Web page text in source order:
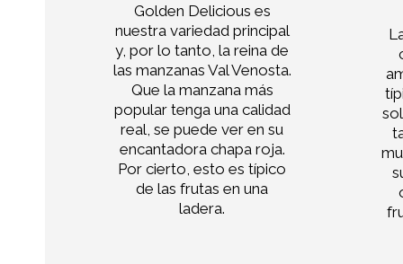
Golden Delicious es
nuestra variedad principal
y, por lo tanto, la reina de
las manzanas Val Venosta.
Que la manzana más
popular tenga una calidad
real, se puede ver en su
encantadora chapa roja.
Por cierto, esto es típico
de las frutas en una
ladera.